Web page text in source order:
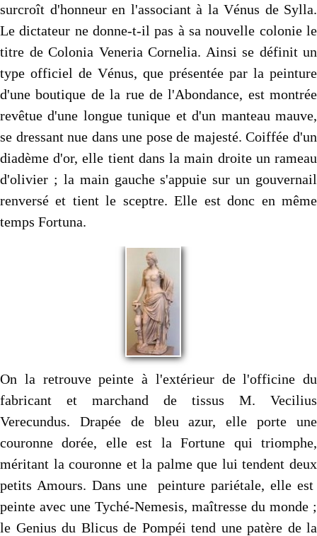
surcroît d'honneur en l'associant à la Vénus de Sylla.
Le dictateur ne donne-t-il pas à sa nouvelle colonie le
titre de Colonia Veneria Cornelia. Ainsi se définit un
type officiel de Vénus, que présentée par la peinture
d'une bou­tique de la rue de l'Abondance, est montrée
revêtue d'une longue tunique et d'un manteau mauve,
se dressant nue dans une pose de majesté. Coiffée d'un
diadème d'or, elle tient dans la main droite un rameau
d'olivier ; la main gauche s'appuie sur un gouvernail
renversé et tient le sceptre. Elle est donc en même
temps Fortuna.
On la retrouve peinte à l'extérieur de l'officine du
fabricant et marchand de tissus M. Vecilius
Verecundus. Drapée de bleu azur, elle porte une
couronne dorée, elle est la Fortune qui triomphe,
méritant la couronne et la palme que lui tendent deux
petits Amours. Dans une peinture pariétale, elle est
peinte avec une Tyché-Nemesis, maîtresse du monde ;
le Genius du Blicus de Pompéi tend une patère de la